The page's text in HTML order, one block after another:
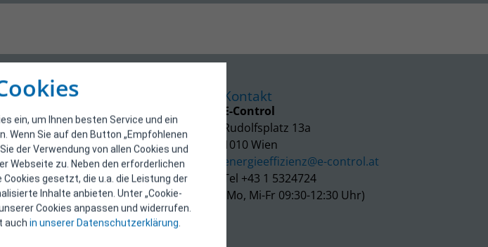
ein, um Ihnen besten Service und ein
Wenn Sie auf den Button „Empfohlenen
der Verwendung von allen Cookies und
Webseite zu. Neben den erforderlichen
gesetzt, die u.a. die Leistung der
Inhalte anbieten. Unter „Cookie-
Cookies anpassen und widerrufen.
auch in unserer Datenschutzerklärung.
Kontakt
E-Control
Rudolfsplatz 13a
1010 Wien
energieeffizienz@e-control.at
Tel +43 1 5324724
(Mo, Mi-Fr 09:30-12:30 Uhr)